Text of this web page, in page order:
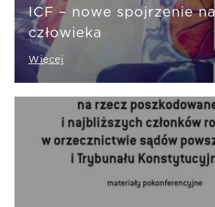
ICF – nowe spojrzenie na
człowieka
Więcej